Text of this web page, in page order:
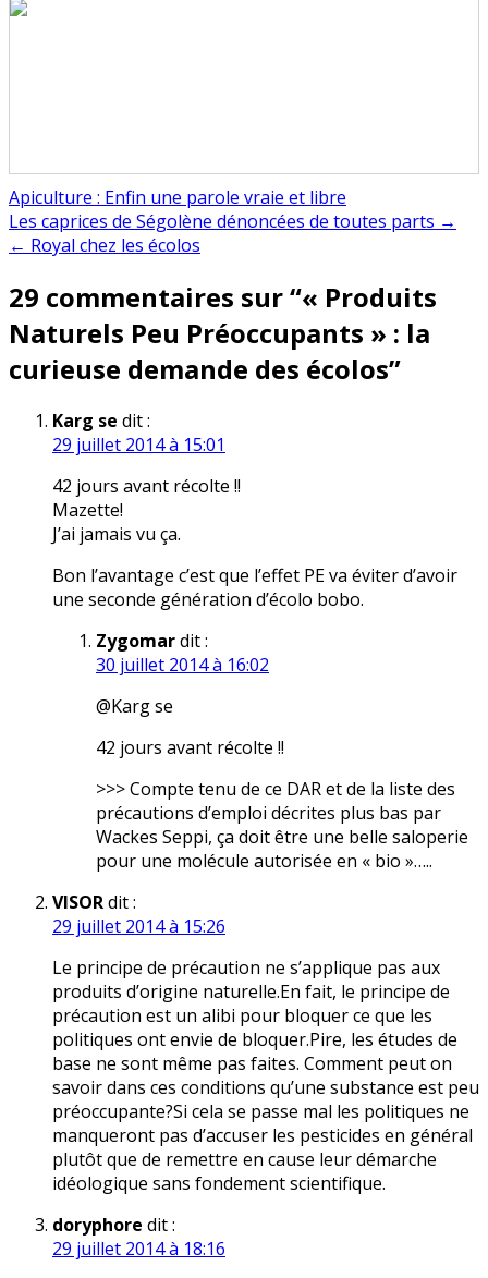
Apiculture : Enfin une parole vraie et libre
Navigation
de
l’article
Les caprices de Ségolène dénoncées de toutes parts →
← Royal chez les écolos
29 commentaires sur “« Produits
Naturels Peu Préoccupants » : la
curieuse demande des écolos”
Karg se dit :
29 juillet 2014 à 15:01
42 jours avant récolte !!
Mazette!
J’ai jamais vu ça.
Bon l’avantage c’est que l’effet PE va éviter d’avoir
une seconde génération d’écolo bobo.
Zygomardit :
30 juillet 2014 à 16:02
@Karg se
42 jours avant récolte !!
>>> Compte tenu de ce DAR et de la liste des
précautions d’emploi décrites plus bas par
Wackes Seppi, ça doit être une belle saloperie
pour une molécule autorisée en « bio »…..
VISORdit :
29 juillet 2014 à 15:26
Le principe de précaution ne s’applique pas aux
produits d’origine naturelle.En fait, le principe de
précaution est un alibi pour bloquer ce que les
politiques ont envie de bloquer.Pire, les études de
base ne sont même pas faites. Comment peut on
savoir dans ces conditions qu’une substance est peu
préoccupante?Si cela se passe mal les politiques ne
manqueront pas d’accuser les pesticides en général
plutôt que de remettre en cause leur démarche
idéologique sans fondement scientifique.
doryphore dit :
29 juillet 2014 à 18:16